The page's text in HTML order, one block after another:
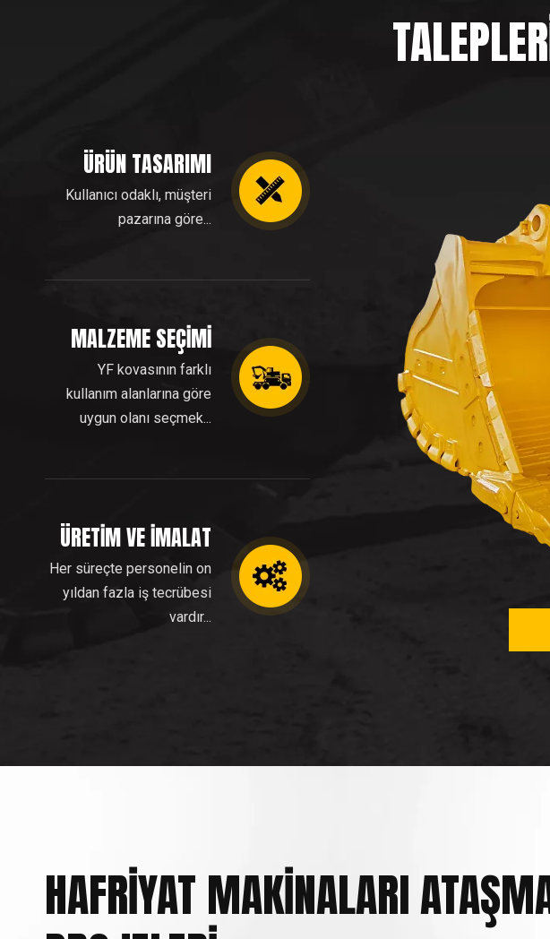
ÜRÜN TASARIMI
Kullanıcı odaklı, müşteri
pazarına göre...
MALZEME SEÇİMİ
YF kovasının farklı
kullanım alanlarına göre
uygun olanı seçmek...
ÜRETİM VE İMALAT
Her süreçte personelin on
yıldan fazla iş tecrübesi
vardır...
HAFRİYAT MAKİNALARI